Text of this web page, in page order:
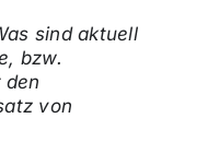
sind aktuell
bzw.
den
von